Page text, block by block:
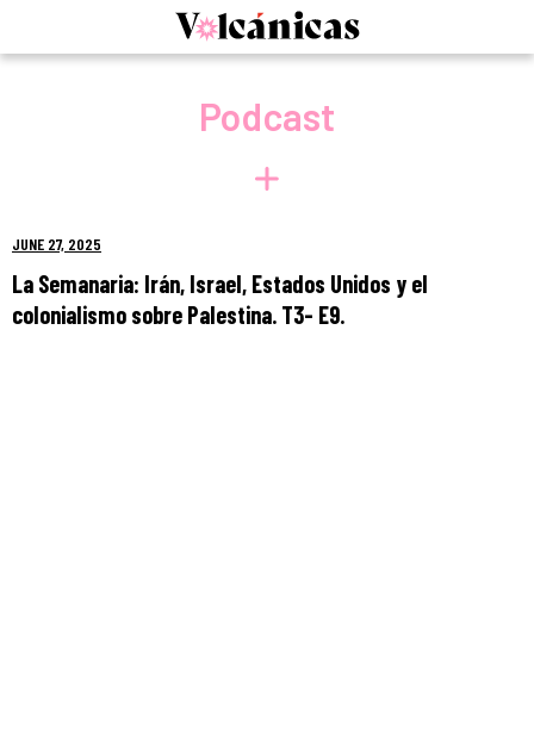
Podcast
JUNE 27, 2025
La Semanaria: Irán, Israel, Estados Unidos y el
colonialismo sobre Palestina. T3- E9.